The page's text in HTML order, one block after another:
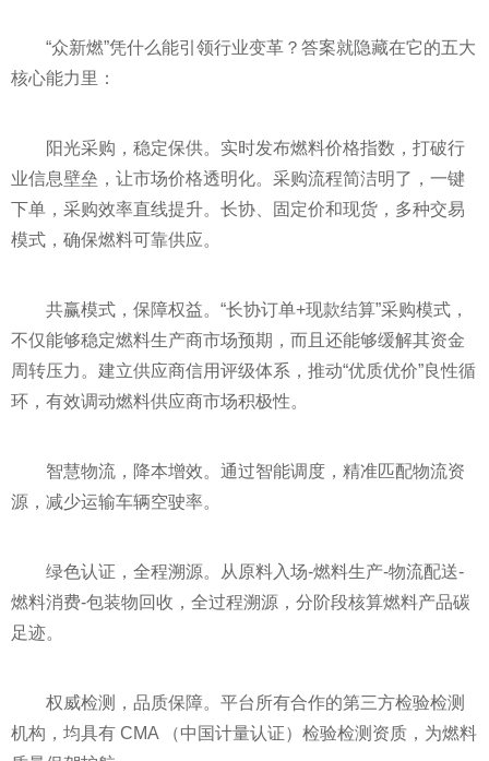
“众新燃”凭什么能引领行业变革？答案就隐藏在它的五大
核心能力里：
阳光采购，稳定保供。实时发布燃料价格指数，打破行
业信息壁垒，让市场价格透明化。采购流程简洁明了，一键
下单，采购效率直线提升。长协、固定价和现货，多种交易
模式，确保燃料可靠供应。
共赢模式，保障权益。“长协订单+现款结算”采购模式，
不仅能够稳定燃料生产商市场预期，而且还能够缓解其资金
周转压力。建立供应商信用评级体系，推动“优质优价”良性循
环，有效调动燃料供应商市场积极性。
智慧物流，降本增效。通过智能调度，精准匹配物流资
源，减少运输车辆空驶率。
绿色认证，全程溯源。从原料入场-燃料生产-物流配送-
燃料消费-包装物回收，全过程溯源，分阶段核算燃料产品碳
足迹。
权威检测，品质保障。平台所有合作的第三方检验检测
机构，均具有 CMA （中国计量认证）检验检测资质，为燃料